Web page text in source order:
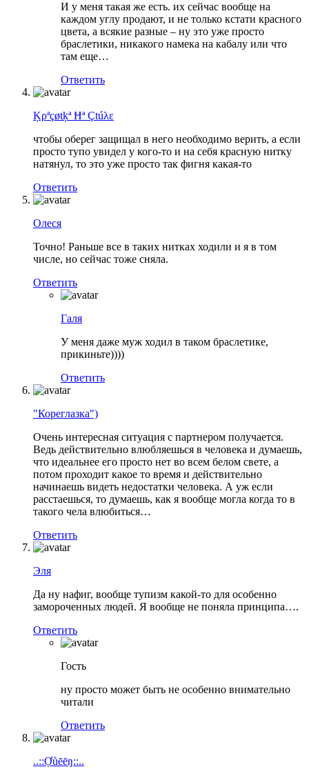
И у меня такая же есть. их сейчас вообще на
каждом углу продают, и не только кстати красного
цвета, а всякие разные – ну это уже просто
браслетики, никакого намека на кабалу или что
там еще…
Ответить
Ķρªçøtķª Ħª Çtúλε
чтобы оберег защищал в него необходимо верить, а если
просто тупо увидел у кого-то и на себя красную нитку
натянул, то это уже просто так фигня какая-то
Ответить
Олеся
Точно! Раньше все в таких нитках ходили и я в том
числе, но сейчас тоже сняла.
Ответить
Галя
У меня даже муж ходил в таком браслетике,
прикиньте))))
Ответить
"Кореглазка")
Очень интересная ситуация с партнером получается.
Ведь действительно влюбляешься в человека и думаешь,
что идеальнее его просто нет во всем белом свете, а
потом проходит какое то время и действительно
начинаешь видеть недостатки человека. А уж если
расстаешься, то думаешь, как я вообще могла когда то в
такого чела влюбиться…
Ответить
Эля
Да ну нафиг, вообще тупизм какой-то для особенно
замороченных людей. Я вообще не поняла принципа….
Ответить
Гость
ну просто может быть не особенно внимательно
читали
Ответить
..::Ợůēēŋ::..